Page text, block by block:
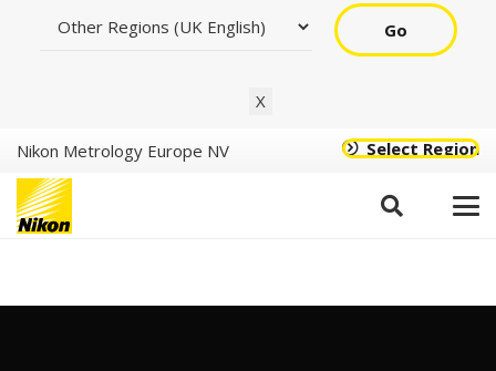
Go
X
Nikon Metrology Europe NV Select Region